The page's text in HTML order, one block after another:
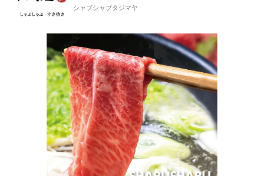
PARCOメンバーズ
シャブシャブタジマヤ